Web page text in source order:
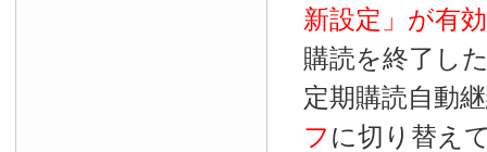
新設定」が有効
購読を終了し
定期購読自動
フ に切り替え